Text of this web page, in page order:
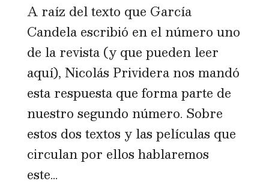
A raíz del texto que García
Candela escribió en el número uno
de la revista (y que pueden leer
aquí), Nicolás Prividera nos mandó
esta respuesta que forma parte de
nuestro segundo número. Sobre
estos dos textos y las películas que
circulan por ellos hablaremos
este...